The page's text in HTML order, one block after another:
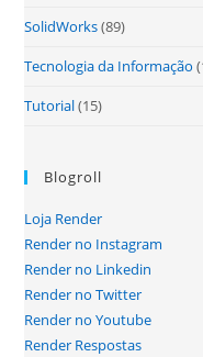
SolidWorks(89)
Tecnologia da Informação
Tutorial(15)
Blogroll
Loja Render
Render no Instagram
Render no Linkedin
Render no Twitter
Render no Youtube
Render Respostas